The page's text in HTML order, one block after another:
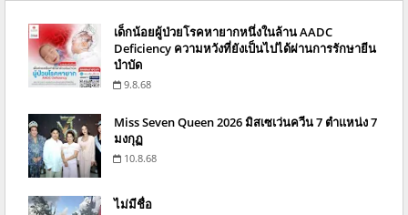
เด็กน้อยผู้ป่วยโรคหายากหนึ่งในล้าน AADC
Deficiency ความหวังที่ยังเป็นไปได้ผ่านการรักษายีน
บำบัด
9.8.68
Miss Seven Queen 2026 มิสเซเว่นควีน 7 ตำแหน่ง 7
มงกุฏ
10.8.68
ไม่มีชื่อ